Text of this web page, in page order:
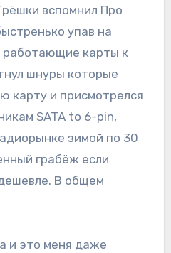
вспомнил Про
упав на
работающие карты к
шнуры которые
карту и присмотрелся
SATA to 6-pin,
зимой по 30
грабёж если
В общем
и это меня даже